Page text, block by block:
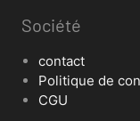
Société
contact
Politique de
CGU